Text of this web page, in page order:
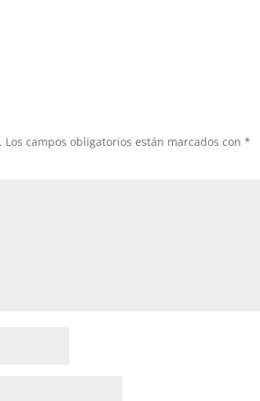
Los campos obligatorios están marcados con*